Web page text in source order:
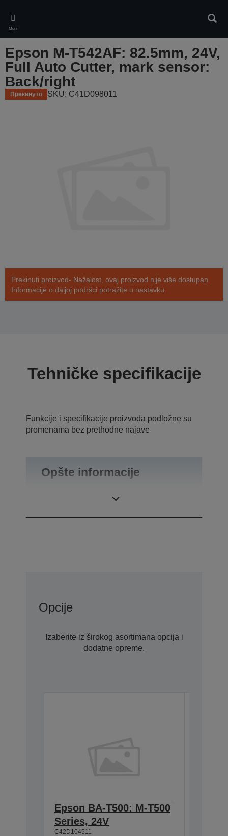
main
content
Meni
Epson M-T542AF: 82.5mm, 24V,
Full Auto Cutter, mark sensor:
Back/right
Прекинуто SKU: C41D098011
Prekinuti proizvod- Nažalost, ovaj proizvod nije više dostupan.
Informacije o daljoj podršci potražite u nastavku.
Tehničke specifikacije
Funkcije i specifikacije proizvoda podložne su
promenama bez prethodne najave
Opšte informacije
Opcije
Izaberite iz širokog asortimana opcija i
dodatne opreme.
Epson BA-T500: M-T500
Series, 24V
C42D104511